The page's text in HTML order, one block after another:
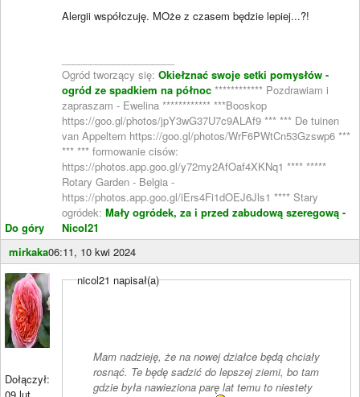
Do góry
Alergii współczuję. MOże z czasem będzie lepiej...?!
Ogród tworzący się: Okiełznać swoje setki pomysłów -
ogród ze spadkiem na północ ************ Pozdrawiam i
zapraszam - Ewelina ************ ***Booskop
https://goo.gl/photos/jpY3wG37U7c9ALAf9 *** *** De tuinen
van Appeltern https://goo.gl/photos/WrF6PWtCn53Gzswp6 ***
*** *** formowanie cisów:
https://photos.app.goo.gl/y72my2AfOaf4XKNq1 **** *****
Rotary Garden - Belgia -
https://photos.app.goo.gl/iErs4Fi1dOEJ6Jls1 **** Stary
ogródek: Mały ogródek, za i przed zabudową szeregową -
Nicol21
mirkaka06:11, 10 kwi 2024
Dołączył:
nicol21 napisał(a)
Mam nadzieję, że na nowej działce będą chciały
rosnąć. Te będę sadzić do lepszej ziemi, bo tam
gdzie była nawieziona parę lat temu to niestety